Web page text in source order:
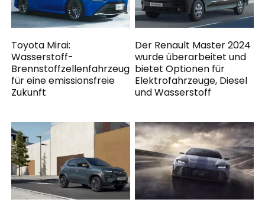
Toyota Mirai:
Wasserstoff-
Brennstoffzellenfahrzeug
für eine emissionsfreie
Zukunft
Der Renault Master 2024
wurde überarbeitet und
bietet Optionen für
Elektrofahrzeuge, Diesel
und Wasserstoff